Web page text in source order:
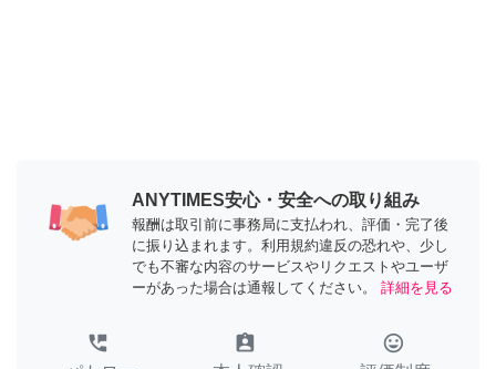
ANYTIMES安心・安全への取り組み
報酬は取引前に事務局に支払われ、評価・完了後
に振り込まれます。利用規約違反の恐れや、少し
でも不審な内容のサービスやリクエストやユーザ
ーがあった場合は通報してください。
詳細を見る
perm_phone_msg assignment_ind tag_faces